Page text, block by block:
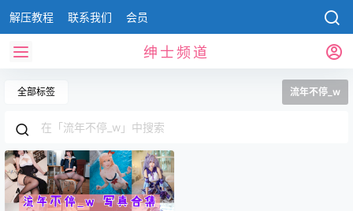
解压教程 联系我们 会员
绅士频道
全部标签 流年不停_w